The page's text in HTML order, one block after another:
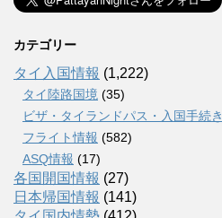
カテゴリー
タイ入国情報 (1,222)
タイ陸路国境 (35)
ビザ・タイランドパス・入国手続き
フライト情報 (582)
ASQ情報 (17)
各国開国情報 (27)
日本帰国情報 (141)